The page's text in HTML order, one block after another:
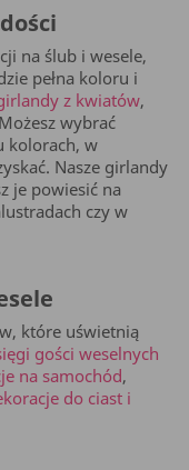
na ślub i wesele,
pełna koloru i
z kwiatów,
wybrać
kolorach, w
Nasze girlandy
je powiesić na
czy w
które uświetnią
gości weselnych
na samochód,
do ciast i